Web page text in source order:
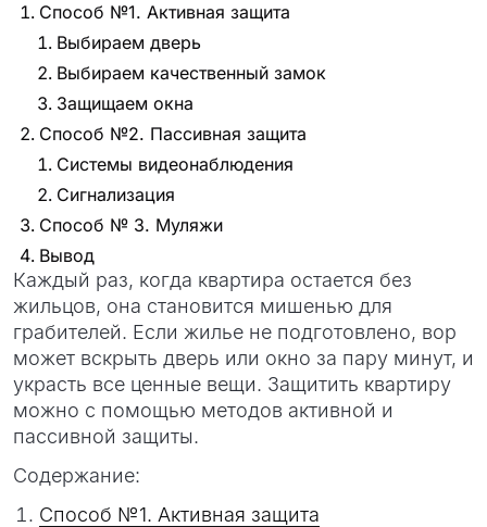
Способ №1. Активная защита
Выбираем дверь
Выбираем качественный замок
Защищаем окна
Способ №2. Пассивная защита
Системы видеонаблюдения
Сигнализация
Способ № 3. Муляжи
Вывод
Каждый раз, когда квартира остается без
жильцов, она становится мишенью для
грабителей. Если жилье не подготовлено, вор
может вскрыть дверь или окно за пару минут, и
украсть все ценные вещи. Защитить квартиру
можно с помощью методов активной и
пассивной защиты.
Содержание:
Способ №1. Активная защита